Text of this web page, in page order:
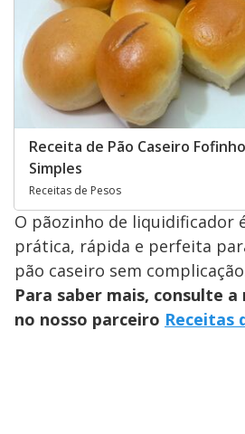
Receita de Pão Caseiro
Simples
Receitas de Pesos
O pãozinho de liquidificador
prática, rápida e perfeita
pão caseiro sem
Para saber mais, consulte
no nosso parceiro Receitas